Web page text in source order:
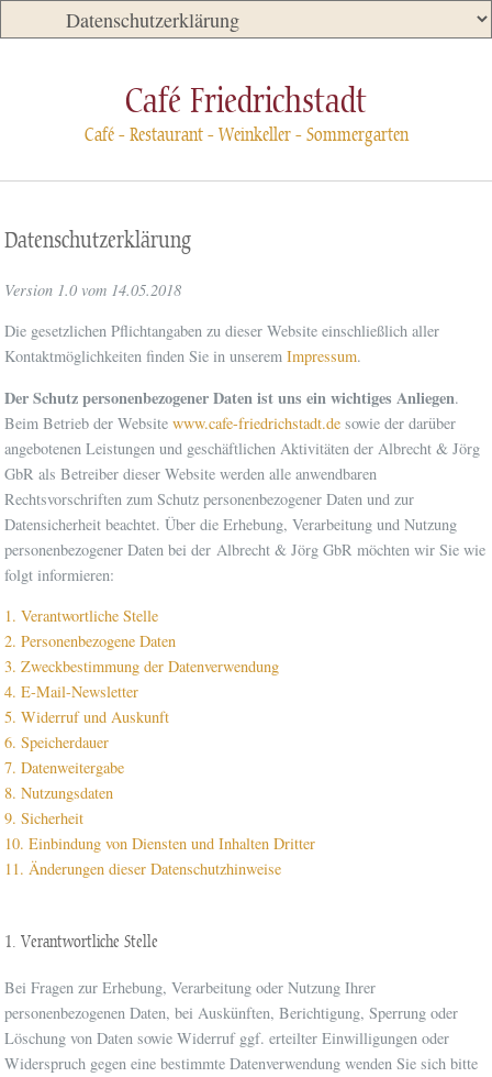
Café Friedrichstadt
Café - Restaurant - Weinkeller - Sommergarten
Datenschutzerklärung
Version 1.0 vom 14.05.2018
Die gesetzlichen Pflichtangaben zu dieser Website einschließlich aller
Kontaktmöglichkeiten finden Sie in unseremImpressum.
Der Schutz personenbezogener Daten ist uns ein wichtiges Anliegen.
Beim Betrieb der Websitewww.cafe-friedrichstadt.de sowie der darüber
angebotenen Leistungen und geschäftlichen Aktivitäten der Albrecht & Jörg
GbR als Betreiber dieser Website werden alle anwendbaren
Rechtsvorschriften zum Schutz personenbezogener Daten und zur
Datensicherheit beachtet. Über die Erhebung, Verarbeitung und Nutzung
personenbezogener Daten bei der Albrecht & Jörg GbR möchten wir Sie wie
folgt informieren:
1. Verantwortliche Stelle
2. Personenbezogene Daten
3. Zweckbestimmung der Datenverwendung
4. E-Mail-Newsletter
5. Widerruf und Auskunft
6. Speicherdauer
7. Datenweitergabe
8. Nutzungsdaten
9. Sicherheit
10. Einbindung von Diensten und Inhalten Dritter
11. Änderungen dieser Datenschutzhinweise
1. Verantwortliche Stelle
Bei Fragen zur Erhebung, Verarbeitung oder Nutzung Ihrer
personenbezogenen Daten, bei Auskünften, Berichtigung, Sperrung oder
Löschung von Daten sowie Widerruf ggf. erteilter Einwilligungen oder
Widerspruch gegen eine bestimmte Datenverwendung wenden Sie sich bitte